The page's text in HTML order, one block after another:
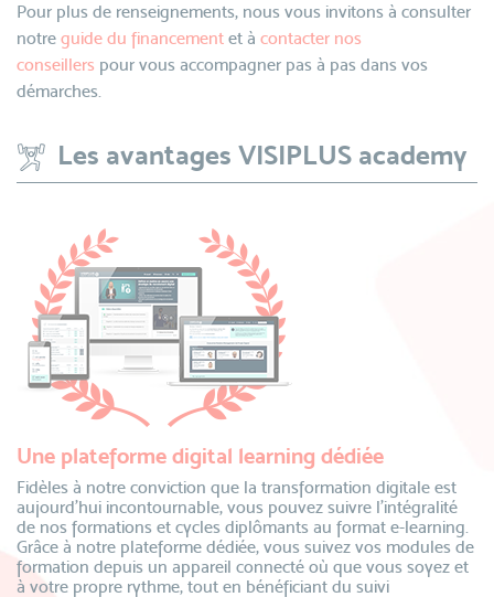
Pour plus de renseignements, nous vous invitons à consulter
notre guide du financement et à contacter nos
conseillers pour vous accompagner pas à pas dans vos
démarches.
Les avantages VISIPLUS academy
Une plateforme digital learning dédiée
Fidèles à notre conviction que la transformation digitale est
aujourd’hui incontournable, vous pouvez suivre l’intégralité
de nos formations et cycles diplômants au format e-learning.
Grâce à notre plateforme dédiée, vous suivez vos modules de
formation depuis un appareil connecté où que vous soyez et
à votre propre rythme, tout en bénéficiant du suivi